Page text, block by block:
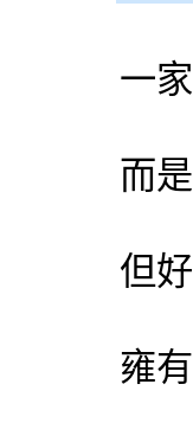
一
而
但
雍